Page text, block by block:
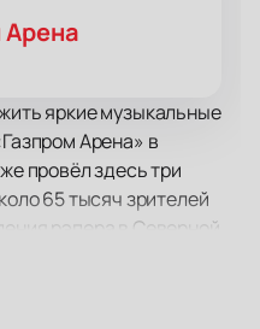
Арена
яркие музыкальные
Арена» в
провёл здесь три
65 тысяч зрителей
рэпера в Северной
Баста даст здесь